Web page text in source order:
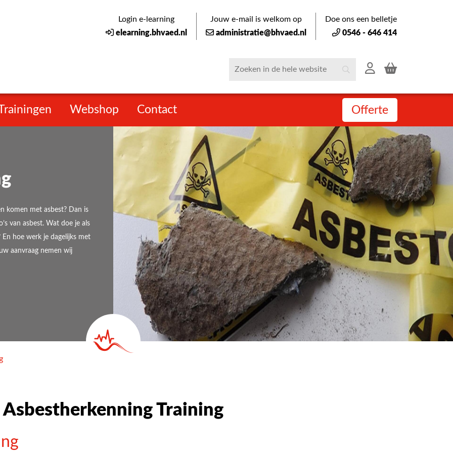
Login e-learning
elearning.bhvaed.nl
Jouw e-mail is welkom op
administratie@bhvaed.nl
Doe ons een belletje
0546 - 646 414
Webshop Contact Offerte
komen met asbest? Dan is
van asbest. Wat doe je als
hoe werk je dagelijks met
aanvraag nemen wij
Asbestherkenning Training